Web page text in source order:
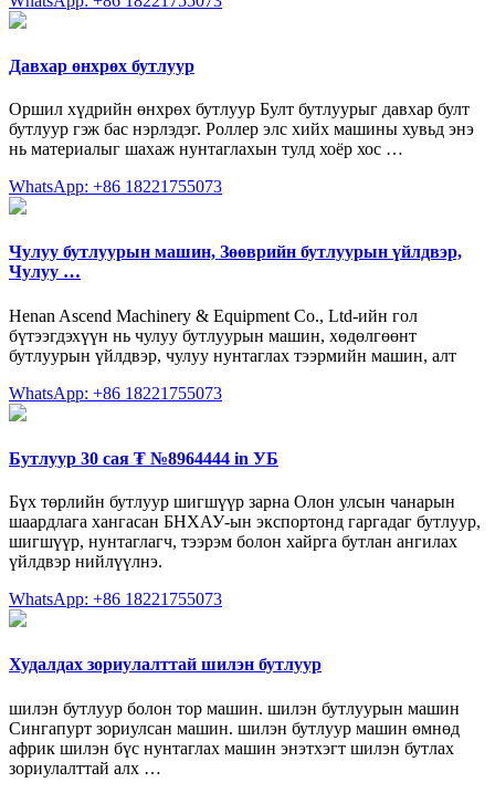
Давхар өнхрөх бутлуур
Оршил хүдрийн өнхрөх бутлуур Булт бутлуурыг давхар булт
бутлуур гэж бас нэрлэдэг. Роллер элс хийх машины хувьд энэ
нь материалыг шахаж нунтаглахын тулд хоёр хос …
WhatsApp: +86 18221755073
Чулуу бутлуурын машин, Зөөврийн бутлуурын үйлдвэр,
Чулуу …
Henan Ascend Machinery & Equipment Co., Ltd-ийн гол
бүтээгдэхүүн нь чулуу бутлуурын машин, хөдөлгөөнт
бутлуурын үйлдвэр, чулуу нунтаглах тээрмийн машин, алт
WhatsApp: +86 18221755073
Бутлуур 30 сая ₮ №8964444 in УБ
Бүх төрлийн бутлуур шигшүүр зарна Олон улсын чанарын
шаардлага хангасан БНХАУ-ын экспортонд гаргадаг бутлуур,
шигшүүр, нунтаглагч, тээрэм болон хайрга бутлан ангилах
үйлдвэр нийлүүлнэ.
WhatsApp: +86 18221755073
Худалдах зориулалттай шилэн бутлуур
шилэн бутлуур болон тор машин. шилэн бутлуурын машин
Сингапурт зориулсан машин. шилэн бутлуур машин өмнөд
африк шилэн бүс нунтаглах машин энэтхэгт шилэн бутлах
зориулалттай алх …